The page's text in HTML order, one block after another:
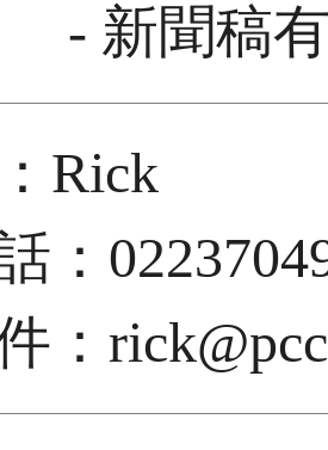
- 新聞稿
Rick
：
：